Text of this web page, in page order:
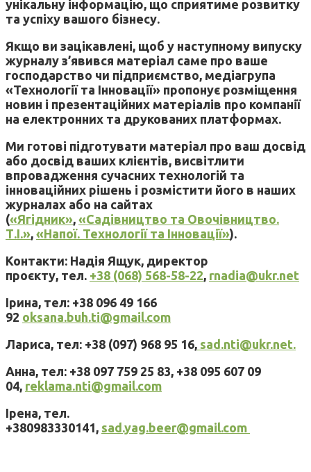
унікальну інформацію, що сприятиме розвитку
та успіху вашого бізнесу.
Якщо ви зацікавлені, щоб у наступному випуску
журналу з’явився матеріал саме про ваше
господарство чи підприємство, медіагрупа
«Технології та Інновації» пропонує розміщення
новин і презентаційних матеріалів про компанії
на електронних та друкованих платформах.
Ми готові підготувати матеріал про ваш досвід
або досвід ваших клієнтів, висвітлити
впровадження сучасних технологій та
інноваційних рішень і розмістити його в наших
журналах або на сайтах
(«Ягідник», «Садівництво та Овочівництво.
Т.І.», «Напої. Технології та Інновації»).
Контакти: Надія Ящук, директор
проєкту, тел. +38 (068) 568-58-22, rnadia@ukr.net
Ірина, тел: +38 096 49 166
92 oksana.buh.ti@gmail.com
Лариса, тел: +38 (097) 968 95 16, sad.nti@ukr.net.
Анна, тел: +38 097 759 25 83, +38 095 607 09
04, reklama.nti@gmail.com
Ірена, тел.
+380983330141, sad.yag.beer@gmail.com